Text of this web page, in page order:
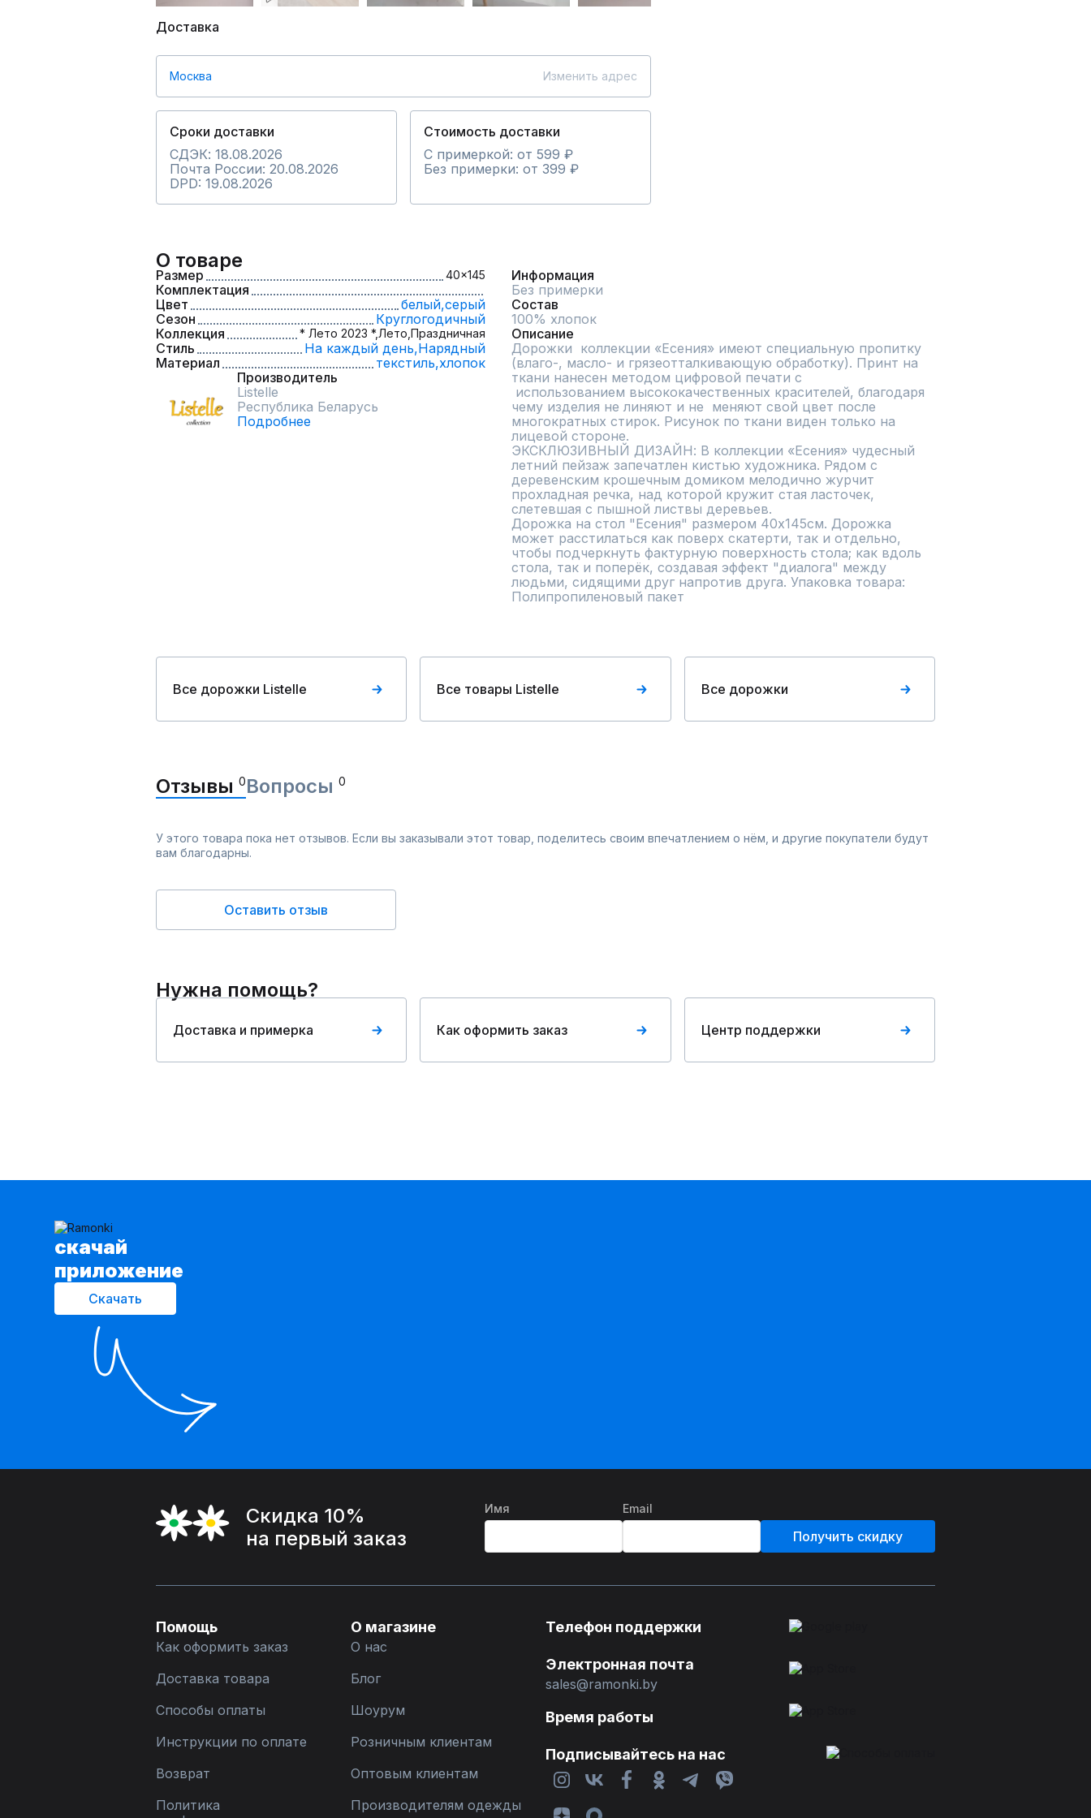
Доставка
Москва Изменить адрес
Сроки доставки
СДЭК: 18.08.2026
Почта России: 20.08.2026
DPD: 19.08.2026
Стоимость доставки
С примеркой: от 599 ₽
Без примерки: от 399 ₽
О товаре
Размер 40x145
Комплектация
Цвет
белый,серый
Сезон
Круглогодичный
Коллекция
* Лето 2023 *,Лето, Праздничная
Стиль На каждый день,Нарядный
Материал
текстиль,хлопок
Производитель
Listelle
Республика Беларусь
Подробнее
Информация
Без примерки
Состав
100% хлопок
Описание
Дорожки  коллекции «Есения» имеют специальную пропитку
(влаго-, масло- и грязеотталкивающую обработку). Принт на
ткани нанесен методом цифровой печати с
чему изделия не линяют и не  меняют свой цвет после
многократных стирок. Рисунок по ткани виден только на
лицевой стороне.
ЭКСКЛЮЗИВНЫЙ ДИЗАЙН: В коллекции «Есения» чудесный
летний пейзаж запечатлен кистью художника. Рядом с
деревенским крошечным домиком мелодично журчит
прохладная речка, над которой кружит стая ласточек,
слетевшая с пышной листвы деревьев.
Дорожка на стол "Есения" размером 40х145см. Дорожка
может расстилаться как поверх скатерти, так и отдельно,
чтобы подчеркнуть фактурную поверхность стола; как вдоль
стола, так и поперёк, создавая эффект "диалога" между
людьми, сидящими друг напротив друга. Упаковка товара:
Полипропиленовый пакет
Все дорожки Listelle Все товары Listelle Все дорожки
Отзывы 0Вопросы 0
У этого товара пока нет отзывов. Если вы заказывали этот товар, поделитесь своим впечатлением о нём, и другие покупатели будут
вам благодарны.
Оставить отзыв
Нужна помощь?
Доставка и примерка Как оформить заказ Центр поддержки
cкачай
приложение
Скачать
Скидка 10%
на первый заказ
Имя Email
Получить скидку
Помощь
Как оформить заказ
Доставка товара
Способы оплаты
Инструкции по оплате
Возврат
Политика
О магазине
О нас
Блог
Шоурум
Розничным клиентам
Оптовым клиентам
Производителям одежды
Телефон поддержки
Электронная почта
sales@ramonki.by
Время работы
Подписывайтесь на нас